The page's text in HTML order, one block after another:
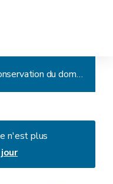
Décret relatif à la conservation du domaine public régional routier et des voies hydrauliques
n'est plus